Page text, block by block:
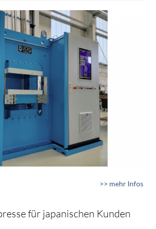
>> mehr Infos
für japanischen Kunden